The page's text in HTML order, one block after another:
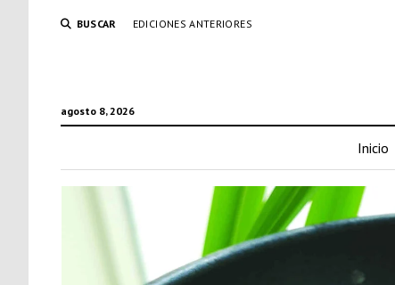
BUSCAR EDICIONES ANTERIORES
agosto 8, 2026
Inicio